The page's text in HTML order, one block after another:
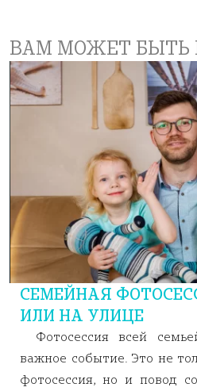
ВАМ МОЖЕТ БЫТЬ
СЕМЕЙНАЯ
ИЛИ НА УЛИЦЕ
Фотосессия всей
важное событие. Это не
фотосессия, но и повод